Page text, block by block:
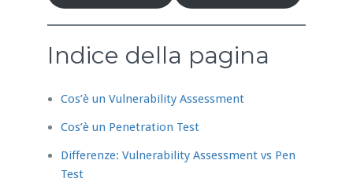
Indice della pagina
Cos’è un Vulnerability Assessment
Cos’è un Penetration Test
Differenze: Vulnerability Assessment vs Pen
Test